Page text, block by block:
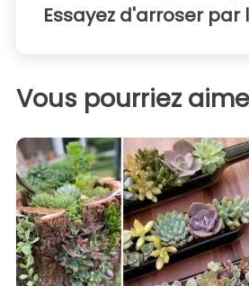
Essayez d'arroser par
Vous pourriez